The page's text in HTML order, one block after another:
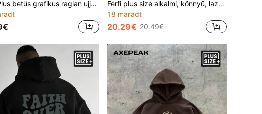
Férfi Plus betűs grafikus raglan ujjú húzózsinóros kapucnis pulóver, őszre
Férfi plus size alkalmi, könnyű, laza szabású pulóver tavaszra és őszre
18 maradt
20.29€ 20.49€